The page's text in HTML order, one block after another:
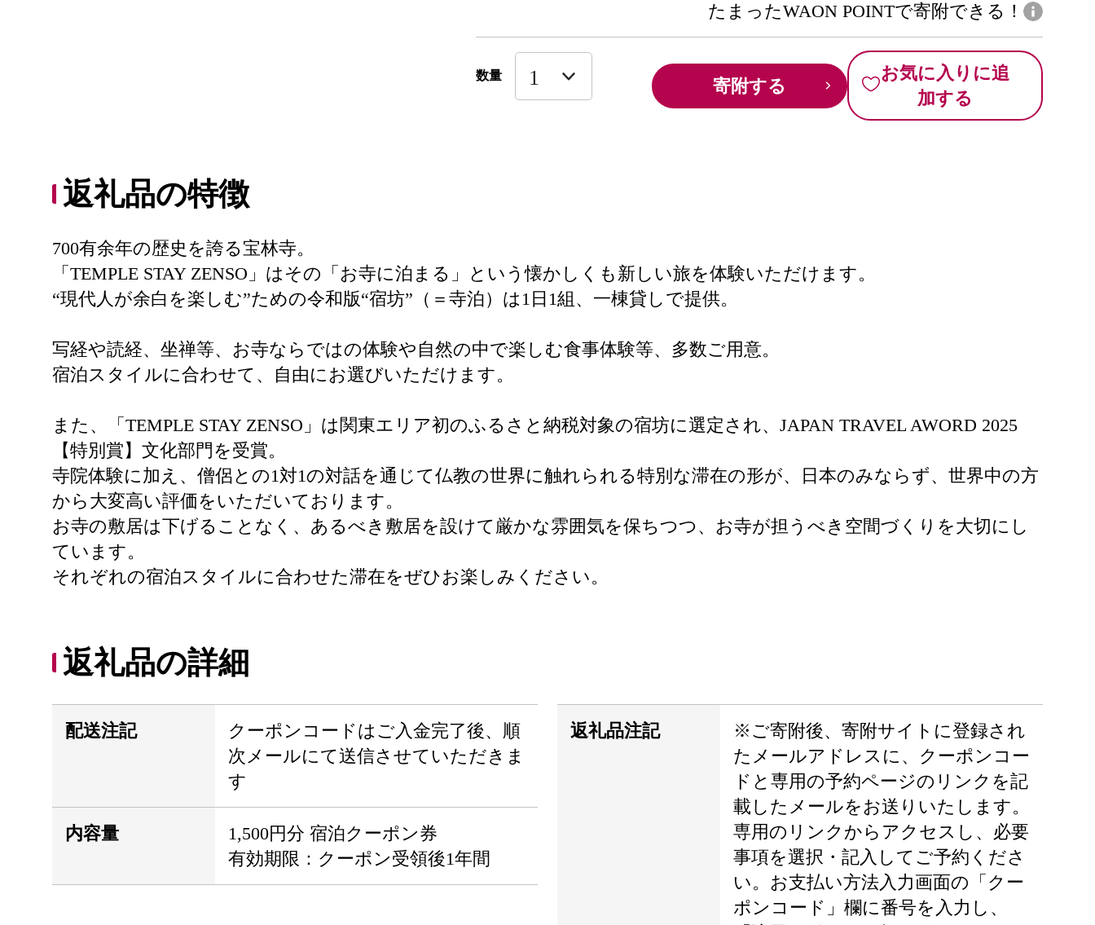
たまったWAON POINTで寄附できる！
数量 寄附する
お気に入りに追
加する
返礼品の特徴
700有余年の歴史を誇る宝林寺。
「TEMPLE STAY ZENSO」はその「お寺に泊まる」という懐かしくも新しい旅を体験いただけます。
“現代人が余白を楽しむ”ための令和版“宿坊”（＝寺泊）は1日1組、一棟貸しで提供。
写経や読経、坐禅等、お寺ならではの体験や自然の中で楽しむ食事体験等、多数ご用意。
宿泊スタイルに合わせて、自由にお選びいただけます。
また、「TEMPLE STAY ZENSO」は関東エリア初のふるさと納税対象の宿坊に選定され、JAPAN TRAVEL AWORD 2025
【特別賞】文化部門を受賞。
寺院体験に加え、僧侶との1対1の対話を通じて仏教の世界に触れられる特別な滞在の形が、日本のみならず、世界中の方
から大変高い評価をいただいております。
お寺の敷居は下げることなく、あるべき敷居を設けて厳かな雰囲気を保ちつつ、お寺が担うべき空間づくりを大切にし
ています。
それぞれの宿泊スタイルに合わせた滞在をぜひお楽しみください。
返礼品の詳細
配送注記
クーポンコードはご入金完了後、順
次メールにて送信させていただきま
す
内容量
1,500円分 宿泊クーポン券
有効期限：クーポン受領後1年間
返礼品注記
※ご寄附後、寄附サイトに登録され
たメールアドレスに、クーポンコー
ドと専用の予約ページのリンクを記
載したメールをお送りいたします。
専用のリンクからアクセスし、必要
事項を選択・記入してご予約くださ
い。お支払い方法入力画面の「クー
ポンコード」欄に番号を入力し、